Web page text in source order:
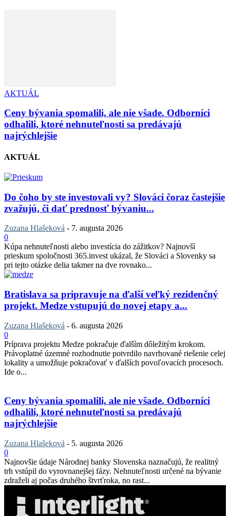
AKTUÁL
Ceny bývania spomalili, ale nie všade. Odborníci
odhalili, ktoré nehnuteľnosti sa predávajú
najrýchlejšie
AKTUÁL
Do čoho by ste investovali vy? Slováci čoraz častejšie
zvažujú, či dať prednosť bývaniu...
Zuzana Hlašeková - 7. augusta 2026
0
Kúpa nehnuteľnosti alebo investícia do zážitkov? Najnovší
prieskum spoločnosti 365.invest ukázal, že Slováci a Slovenky sa
pri tejto otázke delia takmer na dve rovnako...
Bratislava sa pripravuje na ďalší veľký rezidenčný
projekt. Medze vstupujú do novej etapy a...
Zuzana Hlašeková - 6. augusta 2026
0
Príprava projektu Medze pokračuje ďalším dôležitým krokom.
Právoplatné územné rozhodnutie potvrdilo navrhované riešenie celej
lokality a umožňuje pokračovať v ďalších povoľovacích procesoch.
Ide o...
Ceny bývania spomalili, ale nie všade. Odborníci
odhalili, ktoré nehnuteľnosti sa predávajú
najrýchlejšie
Zuzana Hlašeková - 5. augusta 2026
0
Najnovšie údaje Národnej banky Slovenska naznačujú, že realitný
trh vstúpil do vyrovnanejšej fázy. Nehnuteľnosti určené na bývanie
zdraželi aj počas druhého štvrťroka, no rast...